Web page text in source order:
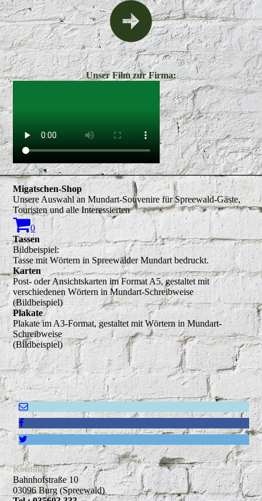
Unser Film zur Firma:
Migatschen-Shop
Unsere Auswahl an Mundart-Souvenire für Spreewald-Gäste,
Touristen und alle Interessierten
0
Tassen
Bildbeispiel:
Tasse mit Wörtern in Spreewälder Mundart bedruckt.
Karten
Post- oder Ansichtskarten im Format A5, gestaltet mit
verschiedenen Wörtern in Mundart-Schreibweise
(Bildbeispiel)
Plakate
Plakate im A3-Format, gestaltet mit Wörtern in Mundart-
Schreibweise
(Bildbeispiel)
Kontakt:
Bahnhofstraße 10
03096 Burg (Spreewald)